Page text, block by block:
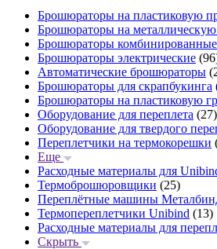
Брошюраторы на пластиковую
Брошюраторы на
Брошюраторы комбинированные
Брошюраторы электрические
Автоматические брошюраторы
Брошюраторы для скрапбукинга
Брошюраторы на пластиковую
Оборудование для переплета (27)
Оборудование для твердого
Переплетчики на термокорешки
Еще
Расходные материалы для
Термоброшюровщики (25)
Переплётные машины
Термопереплетчики Unibind (13)
Расходные материалы для
Скрыть